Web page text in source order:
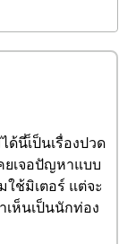
ด้นี่เ็ป็นเรื่องปวด
ยเจอปัญหาแบบ
ช้มิเตอร์ แต่จะ
เห็นเป็นนักท่อง